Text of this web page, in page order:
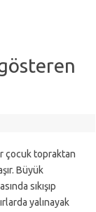
çocuk topraktan
Büyük
sıkışıp
yalınayak